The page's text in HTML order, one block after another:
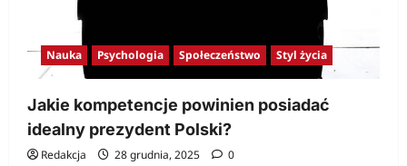
Nauka Psychologia Społeczeństwo Styl życia
Jakie kompetencje powinien posiadać
idealny prezydent Polski?
Redakcja 28 grudnia, 2025 0